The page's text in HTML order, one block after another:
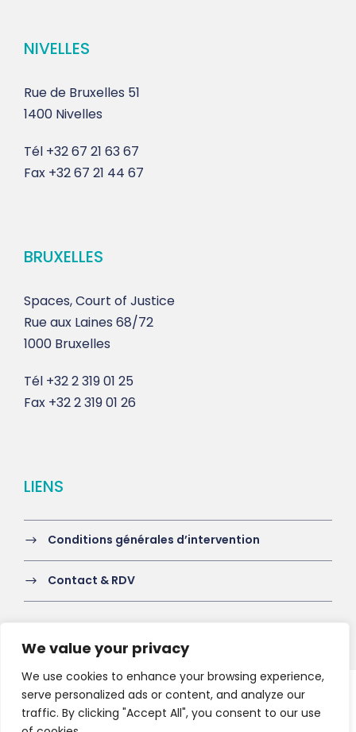
We value your privacy
We use cookies to enhance your browsing experience,
serve personalized ads or content, and analyze our
traffic. By clicking "Accept All", you consent to our use
NIVELLES
Rue de Bruxelles 51
1400 Nivelles
Tél +32 67 21 63 67
Fax +32 67 21 44 67
BRUXELLES
Spaces, Court of Justice
Rue aux Laines 68/72
1000 Bruxelles
Tél +32 2 319 01 25
Fax +32 2 319 01 26
LIENS
Conditions générales d’intervention
Contact & RDV
Copyright 2021 HV-A, All Right Reserved